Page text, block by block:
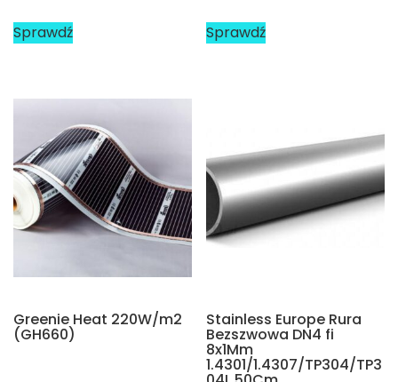
Sprawdź Sprawdź
Greenie Heat 220W/m2
(GH660)
Stainless Europe Rura
Bezszwowa DN4 fi
8x1Mm
1.4301/1.4307/TP304/TP3